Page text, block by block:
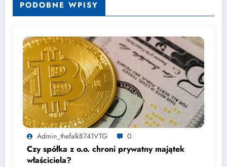
PODOBNE WPISY
Admin_thefalk8741VTG 0
Czy spółka z o.o. chroni prywatny majątek
właściciela?